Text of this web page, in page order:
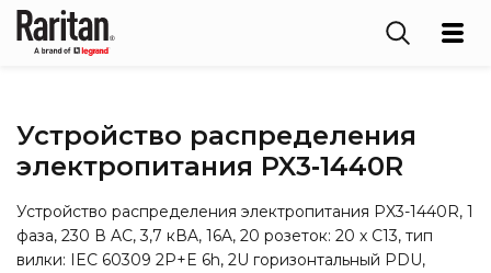
Устройство распределения
электропитания PX3‑1440R
Устройство распределения электропитания PX3-1440R, 1
фаза, 230 В AC, 3,7 кВA, 16A, 20 розеток: 20 x C13, тип
вилки: IEC 60309 2P+E 6h, 2U горизонтальный PDU,